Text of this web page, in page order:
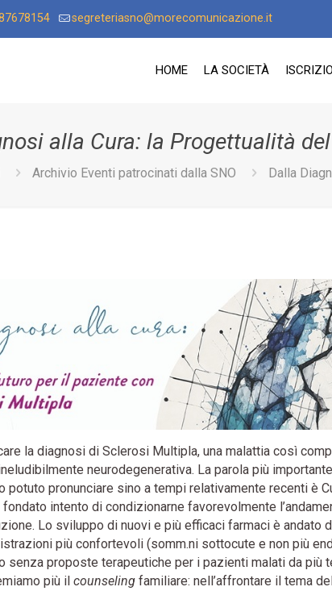
segreteriasno@morecomunicazione.it
HOME LA SOCIETÀ
alla Cura: la Progettualità
Archivio Eventi patrocinati dalla SNO Dalla
la diagnosi di Sclerosi Multipla, una malattia così
neurodegenerativa. La parola più
potuto pronunciare sino a tempi relativamente recenti è
intento di condizionarne favorevolmente
Lo sviluppo di nuovi e più efficaci farmaci è andato
più confortevoli (somm.ni sottocute e non più
senza proposte terapeutiche per i pazienti malati da più
più ilcounseling familiare: nell’affrontare il tema